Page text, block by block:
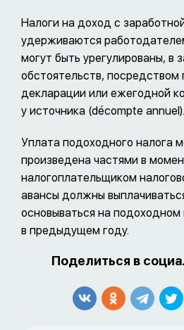
Налоги на доход с
удерживаются
могут быть урегулированы, в
обстоятельств, посредством
декларации или ежегодной
у источника (décompte annuel).
Уплата подоходного налога
произведена частями в
налогоплательщиком
авансы должны
основываться на подоходном
в предыдущем году.
Поделиться в